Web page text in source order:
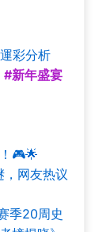
彩分析
#新年盛宴
🎮🌟
，网友热议
季20周史